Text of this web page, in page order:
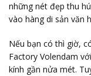
những nét đẹp thu
vào hàng di sản văn
Nếu bạn có thì giờ,
Factory Volendam
kính gần nửa mét.